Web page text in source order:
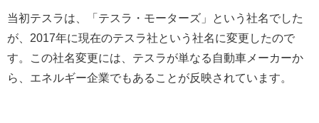
当初テスラは、「テスラ・モーターズ」という社名でした
が、 2017年に現在のテスラ社という社名に変更したので
す。この社名変更には、テスラが単なる自動車メーカーか
ら、エネルギー企業でもあることが反映されています。